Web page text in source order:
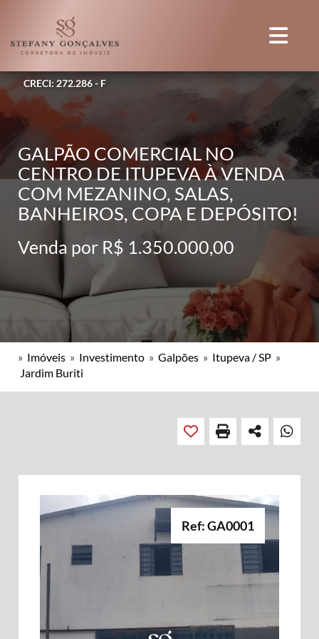
CRECI: 272.286 - F
GALPÃO COMERCIAL NO
CENTRO DE ITUPEVA À VENDA
COM MEZANINO, SALAS,
BANHEIROS, COPA E DEPÓSITO!
Venda por R$ 1.350.000,00
» Imóveis » Investimento » Galpões » Itupeva / SP »
Jardim Buriti
Ref: GA0001